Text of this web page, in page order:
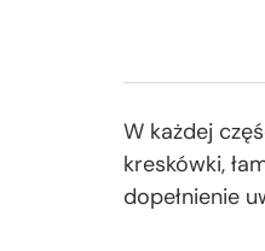
W każdej
kreskówki,
dopełnienie